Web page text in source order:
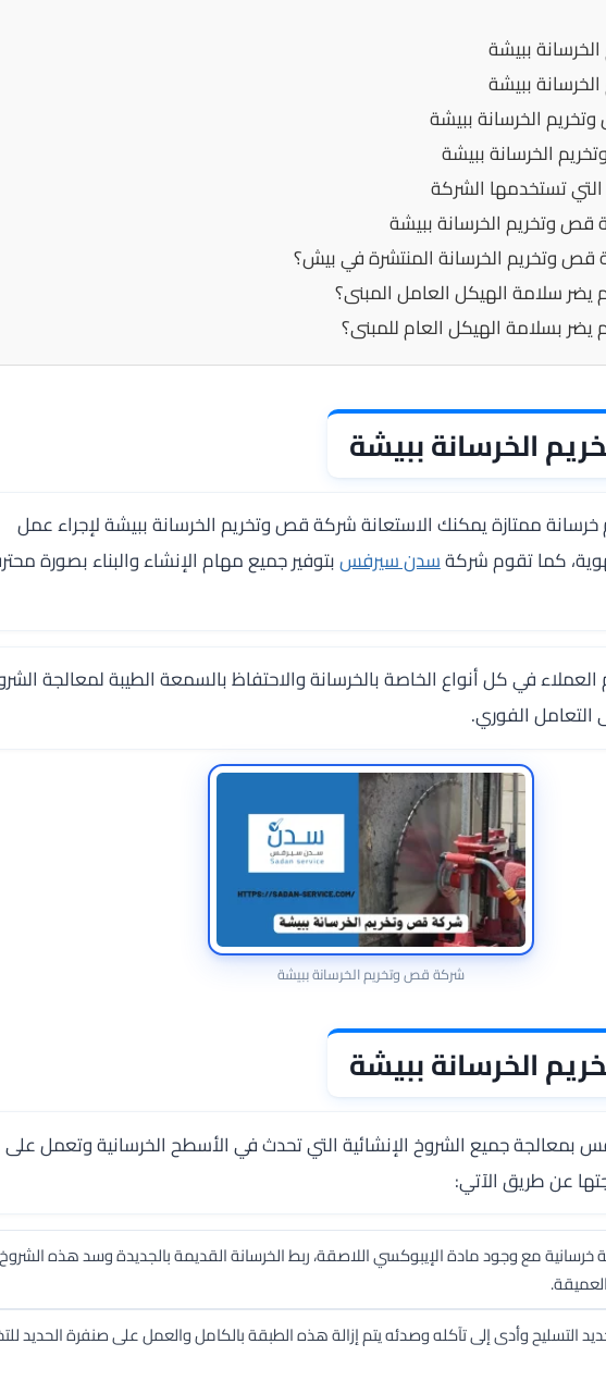
ببيشة
ببيشة
الخرسانة ببيشة
الخرسانة ببيشة
تستخدمها الشركة
وتخريم الخرسانة ببيشة
وتخريم الخرسانة المنتشرة في بيش؟
سلامة الهيكل العامل المبنى؟
بسلامة الهيكل العام للمبنى؟
الخرسانة ببيشة
ممتازة يمكنك الاستعانةشركة قص وتخريم الخرسانة ببيشةلإجراء عمل
كما تقوم شركةسدن سيرفسبتوفير جميع مهام الإنشاء والبناء بصورة
العملاء في كل أنواع الخاصة بالخرسانة والاحتفاظ بالسمعة الطيبة لمعالجة
التعامل الفوري.
شركة قص وتخريم الخرسانة ببيشة
الخرسانة ببيشة
جميع الشروخ الإنشائية التي تحدث في الأسطح الخرسانية وتعمل على
عن طريق الآتي:
مع وجود مادة الإيبوكسي اللاصقة، ربط الخرسانة القديمة بالجديدة وسد هذه الشروخ
التسليح وأدى إلى تآكله وصدئه يتم إزالة هذه الطبقة بالكامل والعمل على صنفرة الحديد